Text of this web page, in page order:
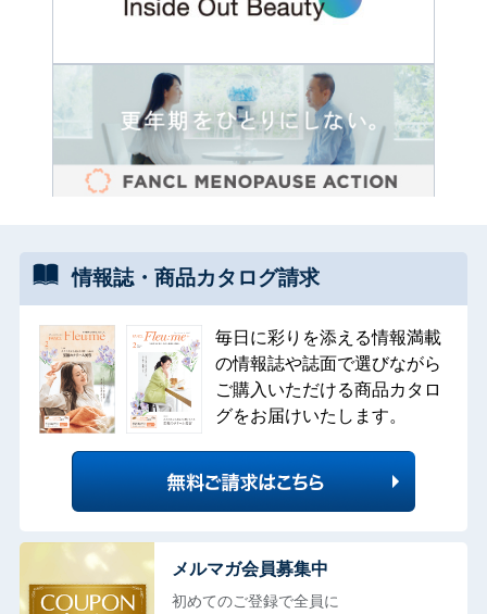
情報誌・ 商品カタログ請求
毎日に彩りを添える情報満載
の情報誌や誌面で選びながら
ご購入いただける商品カタロ
グをお届けいたします。
メルマガ会員募集中
初めてのご登録で全員に